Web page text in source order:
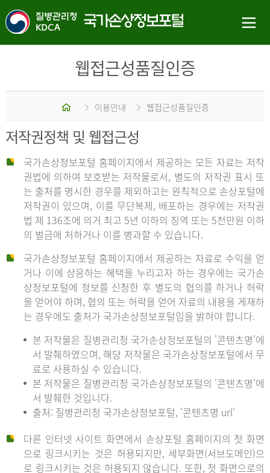
웹접근성품질인증
홈 이용안내 웹접근성품질인증
저작권정책 및 웹접근성
국가손상정보포털 홈페이지에서 제공하는 모든 자료는 저작
권법에 의하여 보호받는 저작물로서, 별도의 저작권 표시 또
는 출처를 명시한 경우를 제외하고는 원칙적으로 손상포털에
저작권이 있으며, 이를 무단복제, 배포하는 경우에는 저작권
법 제 136조에 의거 최고 5년 이하의 징역 또는 5천만원 이하
의 벌금에 처하거나 이를 병과할 수 있습니다.
국가손상정보포털 홈페이지에서 제공하는 자료로 수익을 얻
거나 이에 상응하는 혜택을 누리고자 하는 경우에는 국가손
상정보포털에 정보를 신청한 후 별도의 협의를 하거나 허락
을 얻어야 하며, 협의 또는 허락을 얻어 자료의 내용을 게재하
는 경우에도 출처가 국가손상정보포털임을 밝혀야 합니다.
본 저작물은 질병관리청 국가손상정보포털의 '콘텐츠명'에
서 발췌하였으며, 해당 저작물은 국가손상정보포털에서 무
료로 사용하실 수 있습니다.
본 저작물은 질병관리청 국가손상정보포털의 '콘텐츠명'에
서 발췌한 것입니다.
출처: 질병관리청 국가손상정보포털, '콘텐츠명 url'
다른 인터넷 사이트 화면에서 손상포털 홈페이지의 첫 화면
으로 링크시키는 것은 허용되지만, 세부화면(서브도메인)으
로 링크시키는 것은 허용되지 않습니다. 또한, 첫 화면으로의